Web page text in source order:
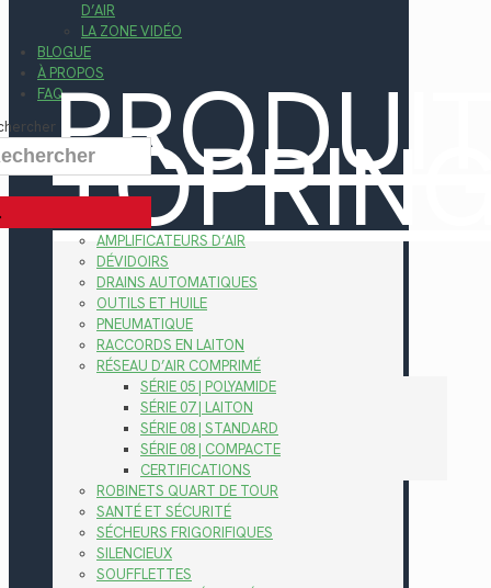
D’AIR
LA ZONE VIDÉO
BLOGUE
À PROPOS
FAQ
AMPLIFICATEURS D’AIR
DÉVIDOIRS
DRAINS AUTOMATIQUES
OUTILS ET HUILE
PNEUMATIQUE
RACCORDS EN LAITON
RÉSEAU D’AIR COMPRIMÉ
SÉRIE 05 | POLYAMIDE
SÉRIE 07 | LAITON
SÉRIE 08 | STANDARD
SÉRIE 08 | COMPACTE
CERTIFICATIONS
ROBINETS QUART DE TOUR
SANTÉ ET SÉCURITÉ
SÉCHEURS FRIGORIFIQUES
SILENCIEUX
SOUFFLETTES